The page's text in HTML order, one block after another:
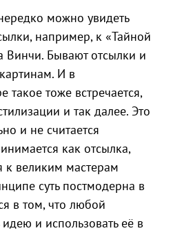
можно увидеть
например, к «Тайной
Винчи. Бывают отсылки и
И в
такое тоже встречается,
и так далее. Это
и не считается
как отсылка,
великим мастерам
суть постмодерна в
в том, что любой
и использовать её в